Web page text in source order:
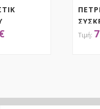
ΚΙΛΩΝ